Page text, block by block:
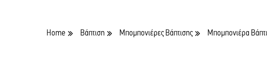
Home Βάπτιση Μπομπονιέρες Βάπτισης Μπομπονιέρα